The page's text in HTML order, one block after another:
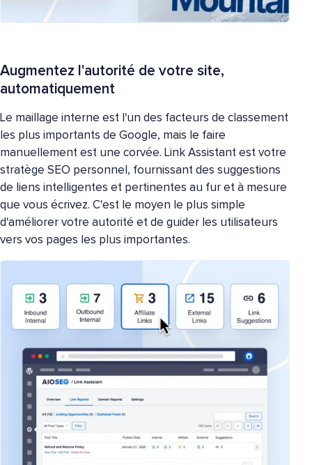
Augmentez l'autorité de votre site,
automatiquement
Le maillage interne est l'un des facteurs de classement
les plus importants de Google, mais le faire
manuellement est une corvée. Link Assistant est votre
stratège SEO personnel, fournissant des suggestions
de liens intelligentes et pertinentes au fur et à mesure
que vous écrivez. C'est le moyen le plus simple
d'améliorer votre autorité et de guider les utilisateurs
vers vos pages les plus importantes.